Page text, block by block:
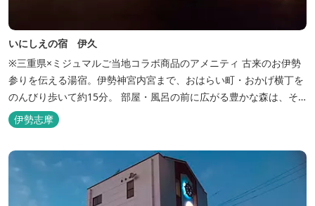
いにしえの宿 伊久
※三重県×ミジュマルご当地コラボ商品のアメニティ 古来のお伊勢
参りを伝える湯宿。伊勢神宮内宮まで、おはらい町・おかげ横丁を
のんびり歩いて約15分。 部屋・風呂の前に広がる豊かな森は、そ
のまま内宮の森へと連なっています。 お伊勢さんとつながってい
る・・そんな気持ちになる宿です。 館内には2つの大浴場と趣の異
なる３つの貸切露天風呂を楽しめます。
伊勢志摩